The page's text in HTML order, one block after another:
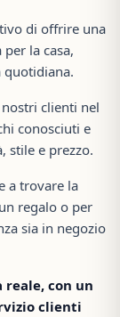
di offrire una
la casa,
clienti nel
conosciuti e
stile e prezzo.
a trovare la
regalo o per
sia in negozio
con un
clienti